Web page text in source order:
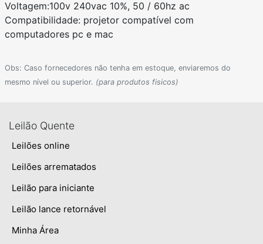
Voltagem:100v 240vac 10%, 50 / 60hz ac
Compatibilidade: projetor compatível com
computadores pc e mac
Obs: Caso fornecedores não tenha em estoque, enviaremos do
mesmo nível ou superior. (para produtos fisicos)
Leilão Quente
Leilões online
Leilões arrematados
Leilão para iniciante
Leilão lance retornável
Minha Área